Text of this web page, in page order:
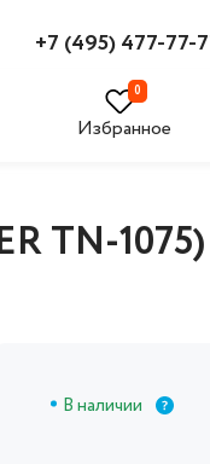
+7 (495) 477-77-
0
Избранное
TN-
В наличии